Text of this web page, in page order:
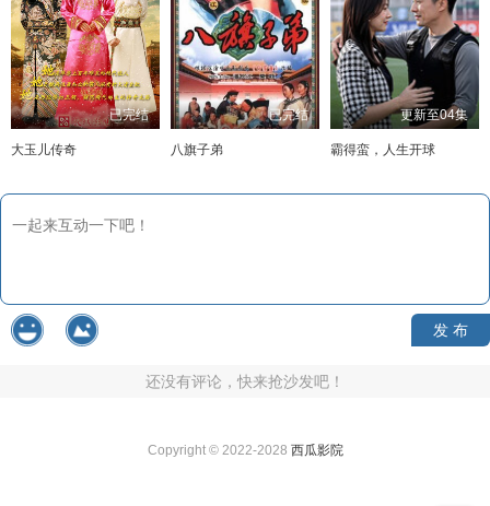
已完结
大玉儿传奇
已完结
八旗子弟
更新至04集
霸得蛮，人生开球
发 布
还没有评论，快来抢沙发吧！
Copyright © 2022-2028 西瓜影院